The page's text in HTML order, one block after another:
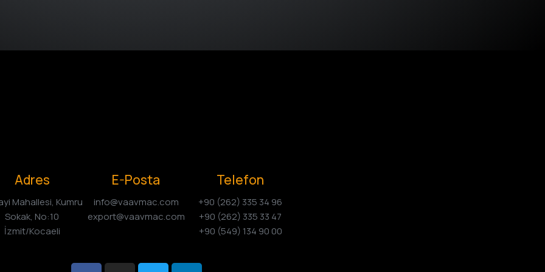
Adres
Mahallesi, Kumru
Sokak, No:10
İzmit/Kocaeli
E-Posta
info@vaavmac.com
export@vaavmac.com
Telefon
+90 (262) 335 34 96
+90 (262) 335 33 47
+90 (549) 134 90 00